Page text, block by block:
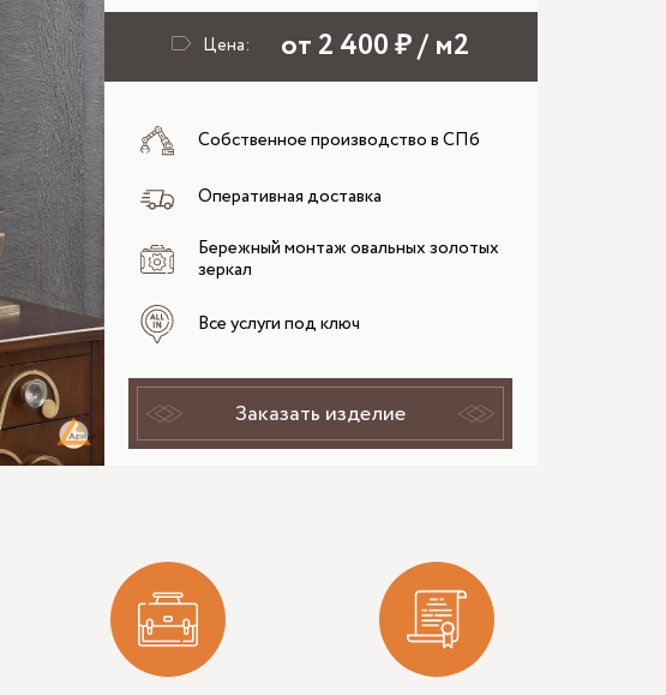
Цена: от 2 400 ₽ / м2
Собственное производство в СПб
Оперативная доставка
Бережный монтаж овальных золотых
зеркал
Все услуги под ключ
Заказать изделие